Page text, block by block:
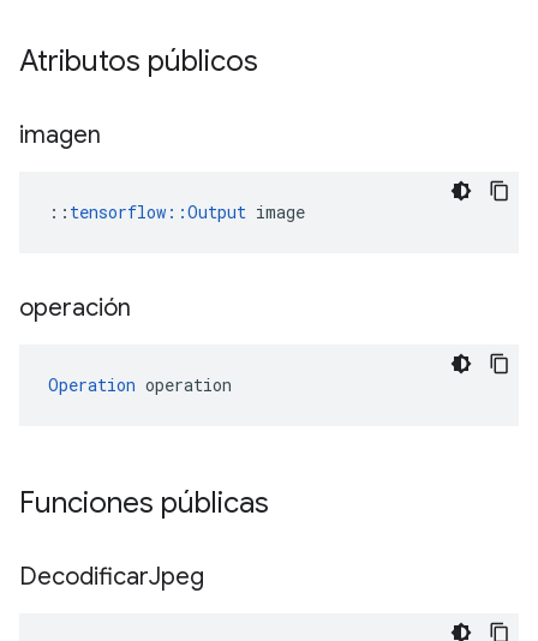
Atributos públicos
imagen
:: tensorflow::Output image
operación
Operation operation
Funciones públicas
DecodificarJpeg